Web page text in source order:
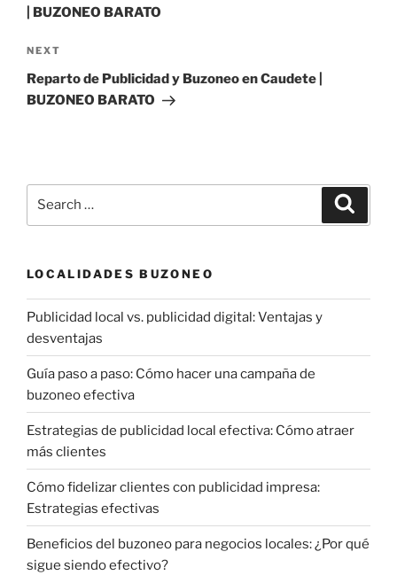
| BUZONEO BARATO
Next
Post
NEXT
Reparto de Publicidad y Buzoneo en Caudete |
BUZONEO BARATO
LOCALIDADES BUZONEO
Publicidad local vs. publicidad digital: Ventajas y
desventajas
Guía paso a paso: Cómo hacer una campaña de
buzoneo efectiva
Estrategias de publicidad local efectiva: Cómo atraer
más clientes
Cómo fidelizar clientes con publicidad impresa:
Estrategias efectivas
Beneficios del buzoneo para negocios locales: ¿Por qué
sigue siendo efectivo?